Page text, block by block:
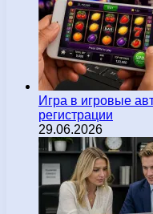
Игра в игровые
регистрации
29.06.2026